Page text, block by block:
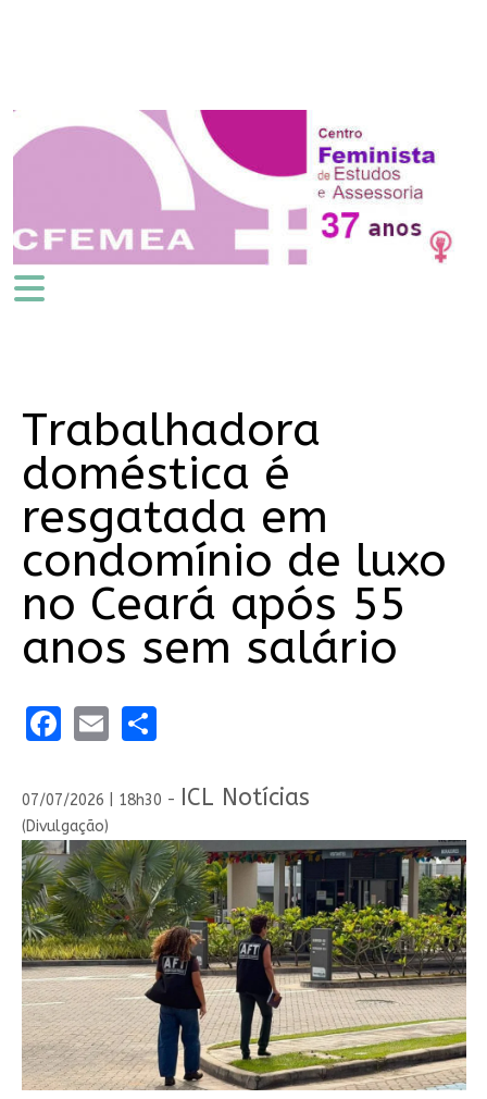
Trabalhadora
doméstica é
resgatada em
condomínio de luxo
no Ceará após 55
anos sem salário
Facebook
EmailShare
07/07/2026 | 18h30 - ICL Notícias
(Divulgação)